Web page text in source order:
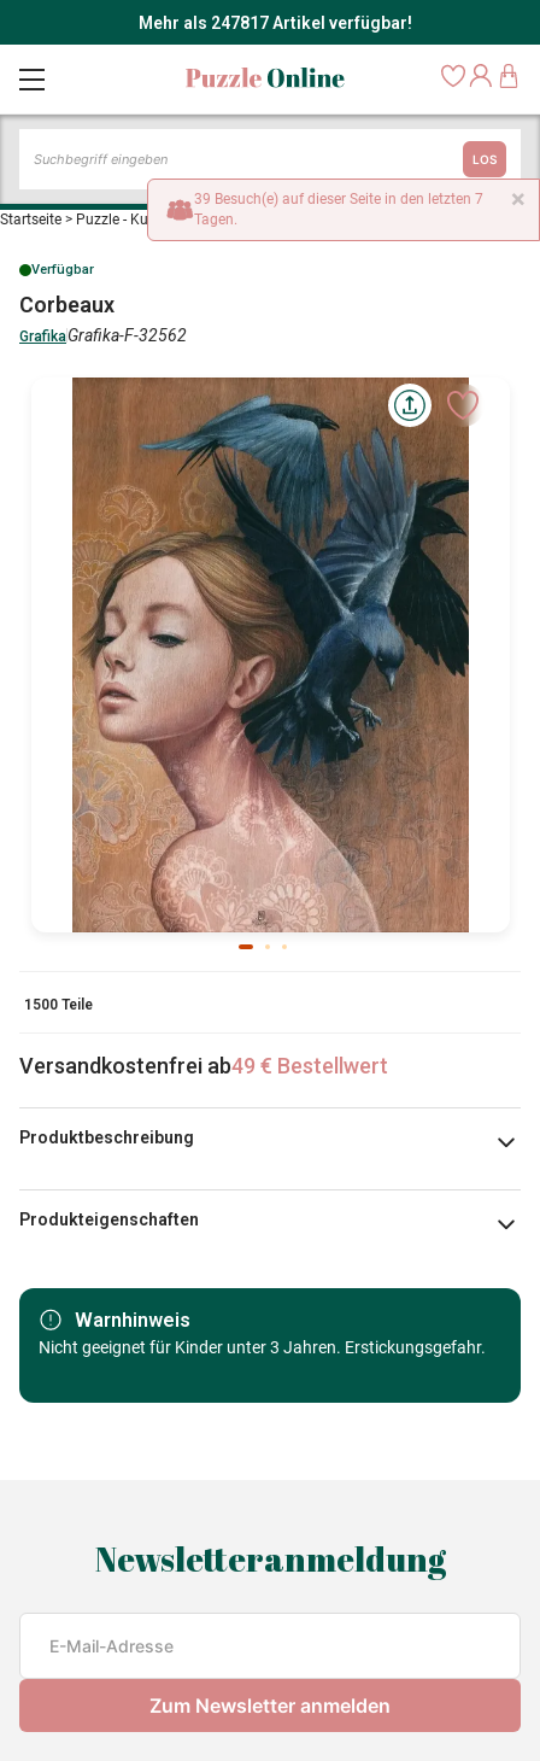
Mehr als 247817 Artikel verfügbar!
LOS
Startseite > Puzzle - Kunst >Corbeaux
Verfügbar
Corbeaux
GrafikaGrafika-F-32562
1500 Teile
Versandkostenfrei ab49 € Bestellwert
Produktbeschreibung
Misstigri
Produkteigenschaften
Marke Grafika
Kategorie Puzzle - Kunst
Alter
Puzzle für Erwachsene (500 bis
3663384325625
Warnhinweis
Nicht geeignet für Kinder unter 3 Jahren. Erstickungsgefahr.
Newsletteranmeldung
×
39 Besuch(e) auf dieser Seite in den letzten 7
Tagen.